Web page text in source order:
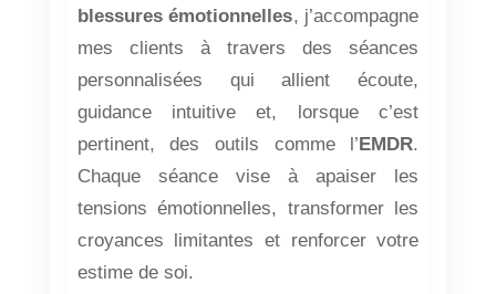
blessures émotionnelles, j’accompagne
mes clients à travers des séances
personnalisées qui allient écoute,
guidance intuitive et, lorsque c’est
pertinent, des outils comme l’ EMDR.
Chaque séance vise à apaiser les
tensions émotionnelles, transformer les
croyances limitantes et renforcer votre
estime de soi.